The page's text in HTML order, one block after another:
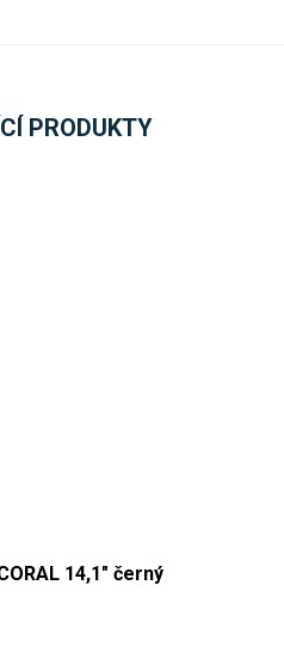
PRODUKTY
14,1" černý